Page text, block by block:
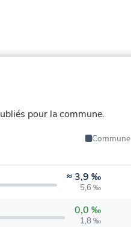
pour la commune.
Commune
≈ 3,9 ‰
5,6 ‰
0,0 ‰
1,8 ‰